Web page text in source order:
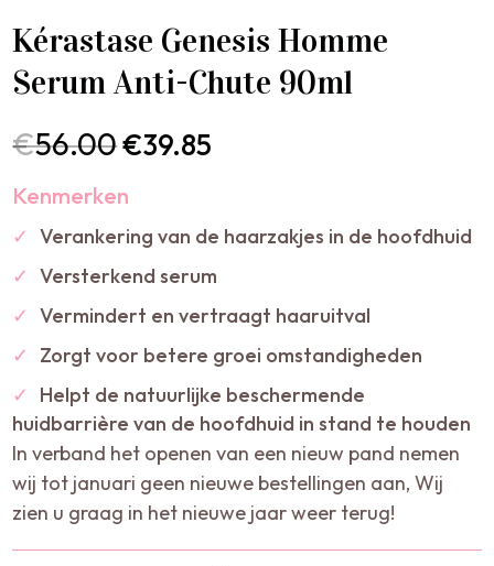
Kérastase Genesis Homme
Serum Anti-Chute 90ml
€56.00€39.85
Kenmerken
✓ Verankering van de haarzakjes in de hoofdhuid
✓ Versterkend serum
✓ Vermindert en vertraagt haaruitval
✓
Zorgt voor betere groei omstandigheden
✓
Helpt de natuurlijke beschermende
huidbarrière van de hoofdhuid in stand te houden
In verband het openen van een nieuw pand nemen
wij tot januari geen nieuwe bestellingen aan, Wij
zien u graag in het nieuwe jaar weer terug!